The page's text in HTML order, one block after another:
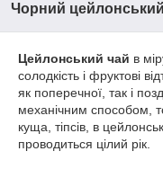
Чорний
Цейлонський чай в
солодкість і фруктові
як поперечної, так і
механічним способом,
куща, тіпсів, в
проводиться цілий рік.